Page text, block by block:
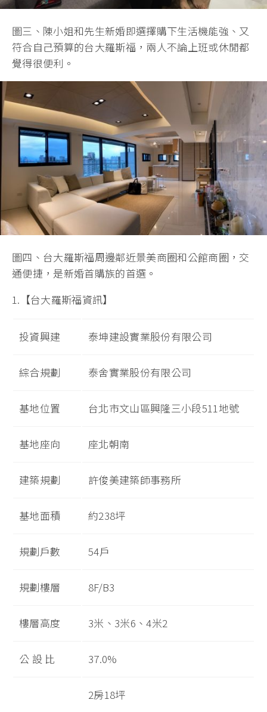
圖三、陳小姐和先生新婚即選擇購下生活機能強、又
符合自己預算的台大羅斯福，兩人不論上班或休閒都
覺得很便利。
圖四、台大羅斯福周邊鄰近景美商圈和公館商圈，交
通便捷，是新婚首購族的首選。
1.【台大羅斯福資訊】
投資興建 泰坤建設實業股份有限公司
綜合規劃 泰舍實業股份有限公司
基地位置 台北市文山區興隆三小段511地號
基地座向 座北朝南
建築規劃 許俊美建築師事務所
基地面積 約238坪
規劃戶數 54戶
規劃樓層 8F/B3
樓層高度 3米、3米6、4米2
公 設 比 37.0%
2房18坪